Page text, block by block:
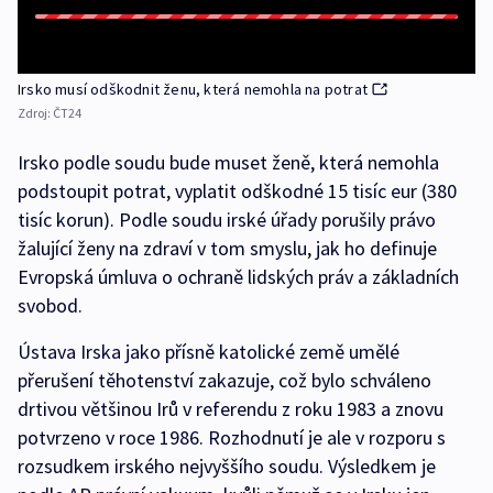
Irsko musí odškodnit ženu, která nemohla na potrat
Zdroj: ČT24
Irsko podle soudu bude muset ženě, která nemohla
podstoupit potrat, vyplatit odškodné 15 tisíc eur (380
tisíc korun). Podle soudu irské úřady porušily právo
žalující ženy na zdraví v tom smyslu, jak ho definuje
Evropská úmluva o ochraně lidských práv a základních
svobod.
Ústava Irska jako přísně katolické země umělé
přerušení těhotenství zakazuje, což bylo schváleno
drtivou většinou Irů v referendu z roku 1983 a znovu
potvrzeno v roce 1986. Rozhodnutí je ale v rozporu s
rozsudkem irského nejvyššího soudu. Výsledkem je